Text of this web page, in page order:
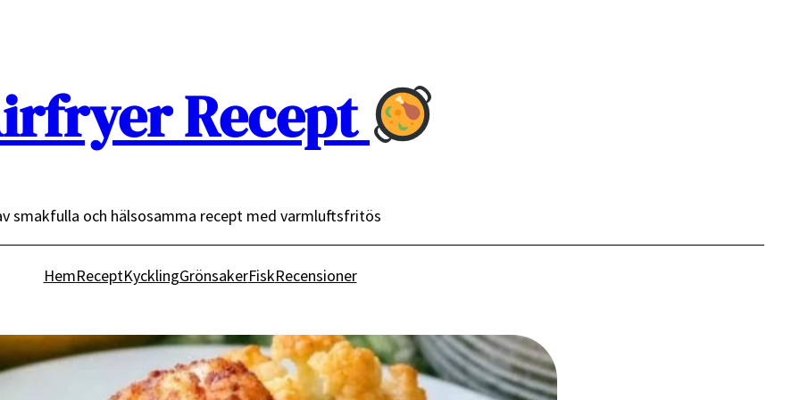
Recept
smakfulla och hälsosamma recept med varmluftsfritös
HemReceptKycklingGrönsakerFiskRecensioner